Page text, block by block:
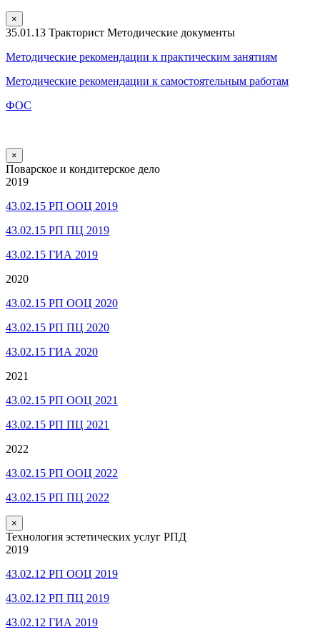
×
35.01.13 Тракторист Методические документы
Методические рекомендации к практическим занятиям
Методические рекомендации к самостоятельным работам
ФОС
×
Поварское и кондитерское дело
2019
43.02.15 РП ООЦ 2019
43.02.15 РП ПЦ 2019
43.02.15 ГИА 2019
2020
43.02.15 РП ООЦ 2020
43.02.15 РП ПЦ 2020
43.02.15 ГИА 2020
2021
43.02.15 РП ООЦ 2021
43.02.15 РП ПЦ 2021
2022
43.02.15 РП ООЦ 2022
43.02.15 РП ПЦ 2022
×
Технология эстетических услуг РПД
2019
43.02.12 РП ООЦ 2019
43.02.12 РП ПЦ 2019
43.02.12 ГИА 2019